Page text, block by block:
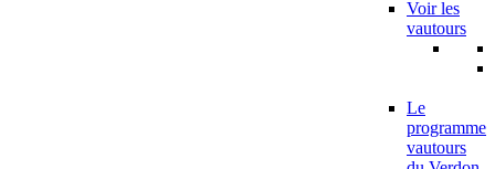
Voir les
vautours
Le
programme
vautours